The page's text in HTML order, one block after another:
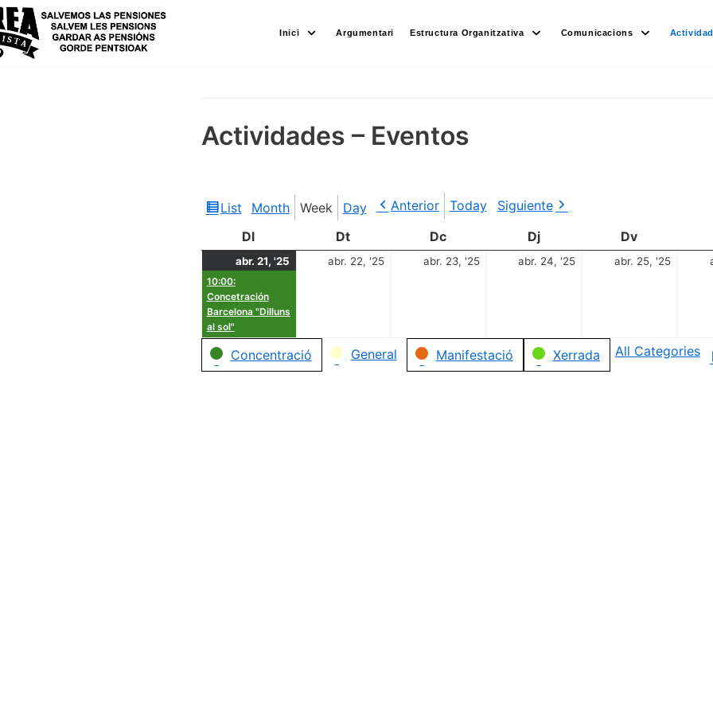
Skip
to
content
Inici Argumentari Estructura Organitzativa Comunicacions
Actividades – Eventos
View
List Month Week Day Anterior Today
Siguiente
Dl
Dt Dc Dj Dv
abr. 21, '25
10:00:
Concetración
Barcelona "Dilluns
al sol"
abr. 22, '25 abr. 23, '25 abr. 24, '25 abr. 25, '25
Categories
Concentració General Manifestació Xerrada All Categories